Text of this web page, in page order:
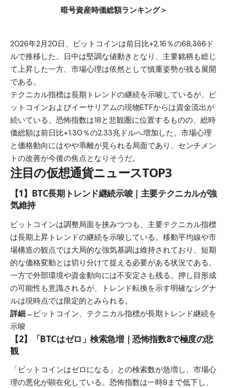
暗号資産時価総額ランキング＞
2026年2月20日、ビットコインは前日比+2.16％の68,366ド
ルで推移した。日中は堅調な値動きとなり、主要銘柄も総じ
て上昇した一方、市場心理は依然として慎重姿勢が残る展開
である。
テクニカル指標は長期トレンドの継続を示唆しているが、ビ
ットコインおよびイーサリアムの現物ETFからは資金流出が
続いている。恐怖指数は18と悲観圏に位置するものの、総時
価総額は前日比+1.30％の2.33兆ドルへ増加した。市場心理
と価格動向にはやや乖離が見られる局面であり、センチメン
トの改善が今後の焦点となりそうだ。
注目の仮想通貨ニュースTOP3
【1】BTC長期トレンド継続示唆｜主要テクニカルが強
気維持
ビットコインは調整局面を挟みつつも、主要テクニカル指標
は長期上昇トレンドの継続を示唆している。移動平均線や市
場構造の観点では大局的な強気基調は維持されており、短期
的な価格変動とは切り分けて捉える必要がある状況である。
一方で外部環境や資金動向には不安定さも残る。押し目形成
の可能性も意識されるが、トレンド転換を示す明確なシグナ
ルは現時点では限定的とみられる。
詳細→ ビットコイン、テクニカル指標が長期トレンド継続を
示唆
【2】「BTCはゼロ」検索急増｜恐怖指数8で極度の悲
観
「ビットコインはゼロになる」との検索数が急増し、市場心
理の悪化が顕在化している。恐怖指数は一時8まで低下し、